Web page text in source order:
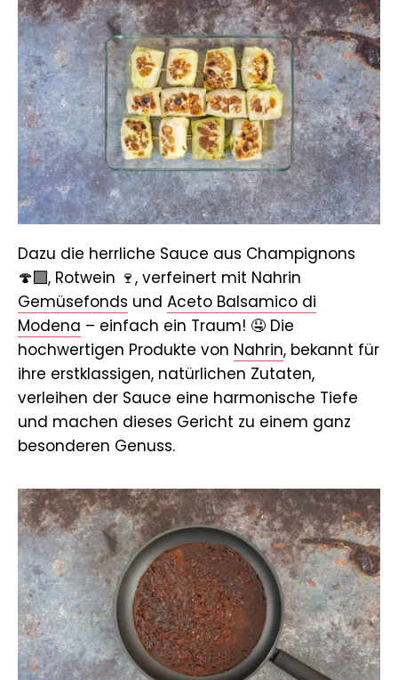
Dazu die herrliche Sauce aus Champignons
🍄‍🟫, Rotwein 🍷, verfeinert mit Nahrin
Gemüsefonds und Aceto Balsamico di
Modena – einfach ein Traum! 🤤 Die
hochwertigen Produkte von Nahrin, bekannt für
ihre erstklassigen, natürlichen Zutaten,
verleihen der Sauce eine harmonische Tiefe
und machen dieses Gericht zu einem ganz
besonderen Genuss.